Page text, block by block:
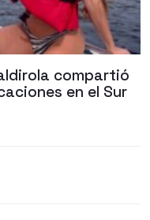
compartió
en el Sur